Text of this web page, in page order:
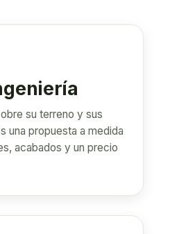
su terreno y sus
una propuesta a medida
acabados y un precio